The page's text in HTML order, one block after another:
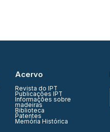
Acervo
Revista do IPT
Publicações IPT
Informações sobre
madeiras
Biblioteca
Patentes
Memória Histórica